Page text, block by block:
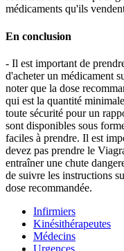
médicaments qu'ils
En conclusion
- Il est important de
d'acheter un médicament
noter que la dose
qui est la quantité
toute sécurité pour un
sont disponibles sous
faciles à prendre. Il est
devez pas prendre le
entraîner une chute
de suivre les instructions
dose recommandée.
Infirmiers
Kinésithérapeutes
Médecins
Urgences